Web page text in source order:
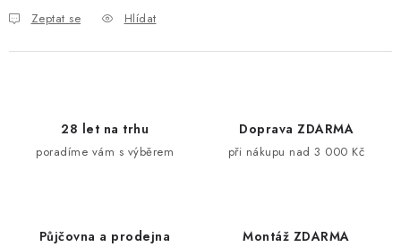
Zeptat se Hlídat
28 let na trhu
poradíme vám s výběrem
Doprava ZDARMA
při nákupu nad 3 000 Kč
Půjčovna a prodejna Montáž ZDARMA